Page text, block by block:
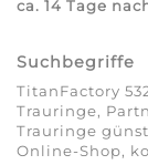
ca. 14 Tage
Suchbegriffe
TitanFactory
Trauringe,
Trauringe
Online-Shop,